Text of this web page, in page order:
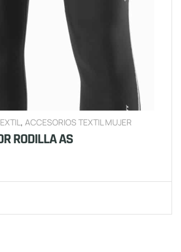
, ACCESORIOS TEXTIL MUJER
RODILLA AS